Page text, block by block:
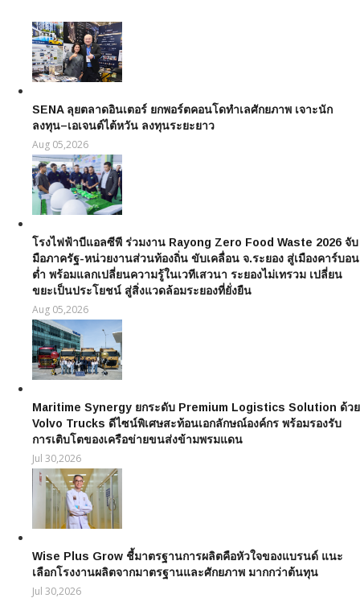
SENA ลุยตลาดอินเตอร์ ยกพอร์ตคอนโดทำเลศักยภาพ เจาะนัก
ลงทุน–เอเจนต์ไต้หวัน ลงทุนระยะยาว
Aug 05,2026
โรงไฟฟ้าบีแอลซีพี ร่วมงาน Rayong Zero Food Waste 2026 จับ
มือภาครัฐ-หน่วยงานส่วนท้องถิ่น ขับเคลื่อน จ.ระยอง สู่เมืองคาร์บอน
ต่ำ พร้อมแลกเปลี่ยนความรู้ในเวทีเสวนา ระยองไม่เทรวม เปลี่ยน
ขยะเป็นประโยชน์ สู่สิ่งแวดล้อมระยองที่ยั่งยืน
Aug 05,2026
Maritime Synergy ยกระดับ Premium Logistics Solution ด้วย
Volvo Trucks ดีไซน์พิเศษสะท้อนเอกลักษณ์องค์กร พร้อมรองรับ
การเติบโตของเครือข่ายขนส่งข้ามพรมแดน
Jul 30,2026
Wise Plus Grow ชี้มาตรฐานการผลิตคือหัวใจของแบรนด์ แนะ
เลือกโรงงานผลิตจากมาตรฐานและศักยภาพ มากกว่าต้นทุน
Jul 30,2026